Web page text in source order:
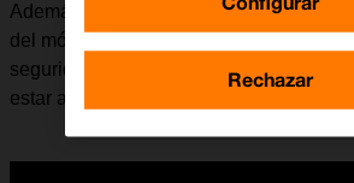
Además, el móvil antiguo tiene que
del móvil nuevo, debe tener configurado
seguridad, pero estar desbloqueado y
estar activado.
Rechazar